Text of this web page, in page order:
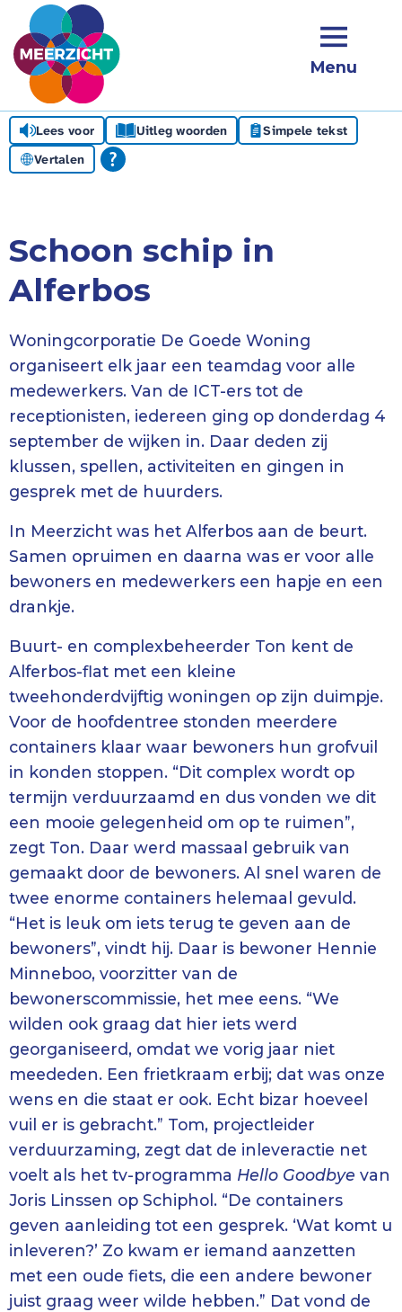
Menu
Lees voor Uitleg woorden
Simpele tekst
Vertalen
Schoon schip in
Alferbos
Woningcorporatie De Goede Woning
organiseert elk jaar een teamdag voor alle
medewerkers. Van de ICT-ers tot de
receptionisten, iedereen ging op donderdag 4
september de wijken in. Daar deden zij
klussen, spellen, activiteiten en gingen in
gesprek met de huurders.
In Meerzicht was het Alferbos aan de beurt.
Samen opruimen en daarna was er voor alle
bewoners en medewerkers een hapje en een
drankje.
Buurt- en complexbeheerder Ton kent de
Alferbos-flat met een kleine
tweehonderdvijftig woningen op zijn duimpje.
Voor de hoofdentree stonden meerdere
containers klaar waar bewoners hun grofvuil
in konden stoppen. “Dit complex wordt op
termijn verduurzaamd en dus vonden we dit
een mooie gelegenheid om op te ruimen”,
zegt Ton. Daar werd massaal gebruik van
gemaakt door de bewoners. Al snel waren de
twee enorme containers helemaal gevuld.
“Het is leuk om iets terug te geven aan de
bewoners”, vindt hij. Daar is bewoner Hennie
Minneboo, voorzitter van de
bewonerscommissie, het mee eens. “We
wilden ook graag dat hier iets werd
georganiseerd, omdat we vorig jaar niet
meededen. Een frietkraam erbij; dat was onze
wens en die staat er ook. Echt bizar hoeveel
vuil er is gebracht.” Tom, projectleider
verduurzaming, zegt dat de inleveractie net
voelt als het tv-programma Hello Goodbye van
Joris Linssen op Schiphol. “De containers
geven aanleiding tot een gesprek. ‘Wat komt u
inleveren?’ Zo kwam er iemand aanzetten
met een oude fiets, die een andere bewoner
juist graag weer wilde hebben.” Dat vond de